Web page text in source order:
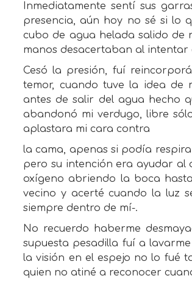
Inmediatamente sentí sus
presencia, aún hoy no sé si lo
cubo de agua helada salido de
manos desacertaban al intentar
Cesó la presión, fuí
temor, cuando tuve la idea de
antes de salir del agua hecho
abandonó mi verdugo, libre
aplastara mi cara contra
la cama, apenas si podía
pero su intención era ayudar al
oxígeno abriendo la boca
vecino y acerté cuando la luz
siempre dentro de mí-.
No recuerdo haberme
supuesta pesadilla fuí a
la visión en el espejo no lo fué
quien no atiné a reconocer